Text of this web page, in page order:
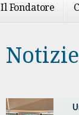
Il Fondatore